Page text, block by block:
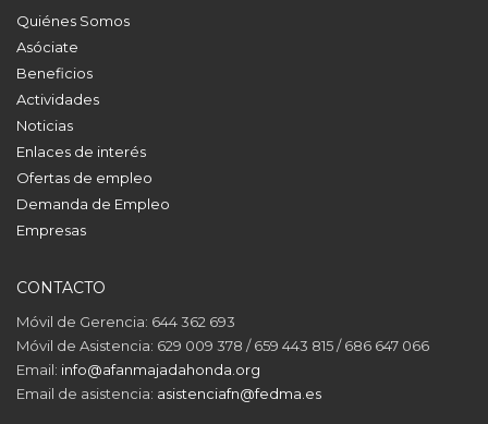
Quiénes Somos
Asóciate
Beneficios
Actividades
Noticias
Enlaces de interés
Ofertas de empleo
Demanda de Empleo
Empresas
CONTACTO
Móvil de Gerencia: 644 362 693
Móvil de Asistencia: 629 009 378 / 659 443 815 / 686 647 066
Email: info@afanmajadahonda.org
Email de asistencia: asistenciafn@fedma.es